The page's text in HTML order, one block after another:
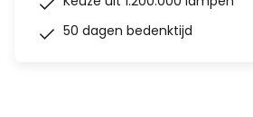
50 dagen bedenktijd